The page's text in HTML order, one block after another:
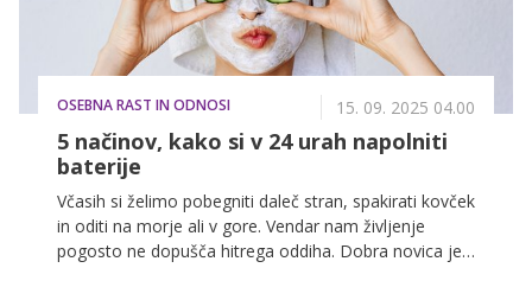
OSEBNA RAST IN ODNOSI 15. 09. 2025 04.00
5 načinov, kako si v 24 urah napolniti
baterije
Včasih si želimo pobegniti daleč stran, spakirati kovček
in oditi na morje ali v gore. Vendar nam življenje
pogosto ne dopušča hitrega oddiha. Dobra novica je,